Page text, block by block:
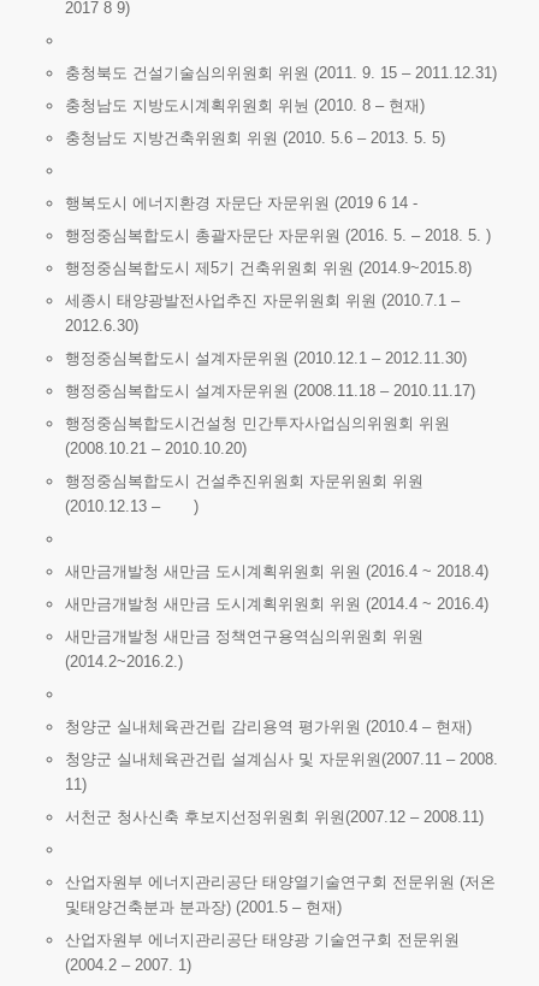
2017 8 9)
충청북도 건설기술심의위원회 위원 (2011. 9. 15 – 2011.12.31)
충청남도 지방도시계획위원회 위눤 (2010. 8 – 현재)
충청남도 지방건축위원회 위원 (2010. 5.6 – 2013. 5. 5)
행복도시 에너지환경 자문단 자문위원 (2019 6 14 -
행정중심복합도시 총괄자문단 자문위원 (2016. 5. – 2018. 5. )
행정중심복합도시 제5기 건축위원회 위원 (2014.9~2015.8)
세종시 태양광발전사업추진 자문위원회 위원 (2010.7.1 –
2012.6.30)
행정중심복합도시 설계자문위원 (2010.12.1 – 2012.11.30)
행정중심복합도시 설계자문위원 (2008.11.18 – 2010.11.17)
행정중심복합도시건설청 민간투자사업심의위원회 위원
(2008.10.21 – 2010.10.20)
행정중심복합도시 건설추진위원회 자문위원회 위원
(2010.12.13 – )
새만금개발청 새만금 도시계획위원회 위원 (2016.4 ~ 2018.4)
새만금개발청 새만금 도시계획위원회 위원 (2014.4 ~ 2016.4)
새만금개발청 새만금 정책연구용역심의위원회 위원
(2014.2~2016.2.)
청양군 실내체육관건립 감리용역 평가위원 (2010.4 – 현재)
청양군 실내체육관건립 설계심사 및 자문위원(2007.11 – 2008.
11)
서천군 청사신축 후보지선정위원회 위원(2007.12 – 2008.11)
산업자원부 에너지관리공단 태양열기술연구회 전문위원 (저온
및태양건축분과 분과장) (2001.5 – 현재)
산업자원부 에너지관리공단 태양광 기술연구회 전문위원
(2004.2 – 2007. 1)